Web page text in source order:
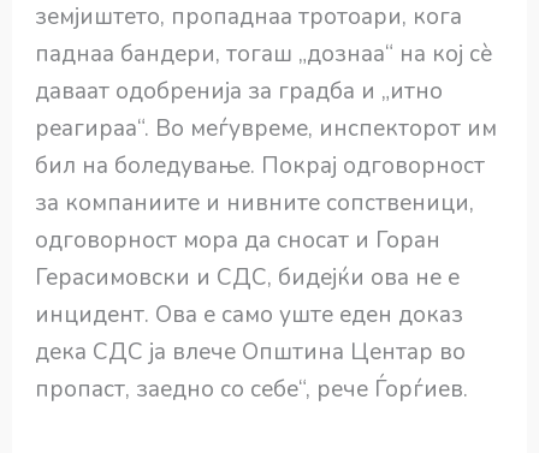
земјиштето, пропаднаа тротоари, кога
паднаа бандери, тогаш „дознаа“ на кој сѐ
даваат одобренија за градба и „итно
реагираа“. Во меѓувреме, инспекторот им
бил на боледување. Покрај одговорност
за компаниите и нивните сопственици,
одговорност мора да сносат и Горан
Герасимовски и СДС, бидејќи ова не е
инцидент. Ова е само уште еден доказ
дека СДС ја влече Општина Центар во
пропаст, заедно со себе“, рече Ѓорѓиев.